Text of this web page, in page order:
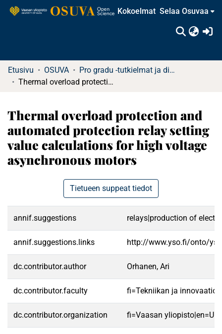
Kokoelmat Selaa Osuvaa
Etusivu OSUVA
Pro gradu -tutkielmat ja diplomityöt
Thermal overload protection and automated protection relay setting value calculations for high voltage asynchronous motors
Thermal overload protection and
automated protection relay setting
value calculations for high voltage
asynchronous motors
Tietueen suppeat tiedot
annif.suggestions relays|production of
annif.suggestions.links http://www.yso.fi/onto/
dc.contributor.author Orhanen, Ari
dc.contributor.faculty fi=Tekniikan ja
dc.contributor.organization fi=Vaasan